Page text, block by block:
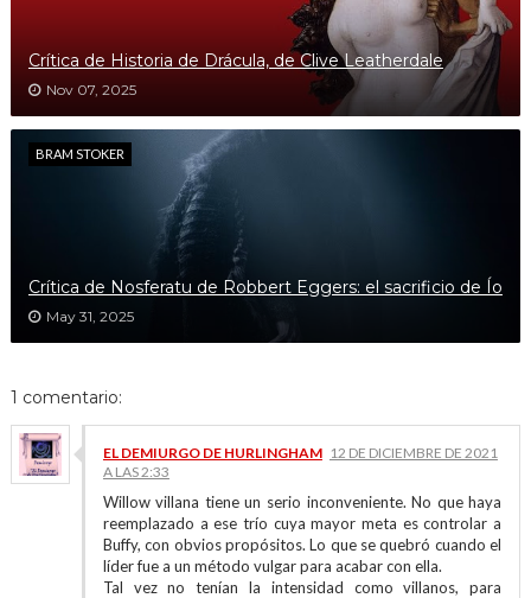
Crítica de Historia de Drácula, de Clive Leatherdale
Nov 07, 2025
BRAM STOKER
Crítica de Nosferatu de Robbert Eggers: el sacrificio de Ío
May 31, 2025
1 comentario:
EL DEMIURGO DE HURLINGHAM 12 DE DICIEMBRE DE 2021
A LAS 2:33
Willow villana tiene un serio inconveniente. No que haya
reemplazado a ese trío cuya mayor meta es controlar a
Buffy, con obvios propósitos. Lo que se quebró cuando el
líder fue a un método vulgar para acabar con ella.
Tal vez no tenían la intensidad como villanos, para